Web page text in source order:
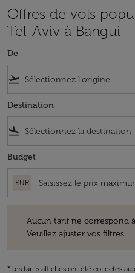
Offres de vols
Tel-Aviv à Bangui
De
flight_takeoff
Destination
flight_land
Budget
EUR
Aucun tarif ne correspond
Veuillez ajuster vos filtres.
*Les tarifs affichés ont été collectés